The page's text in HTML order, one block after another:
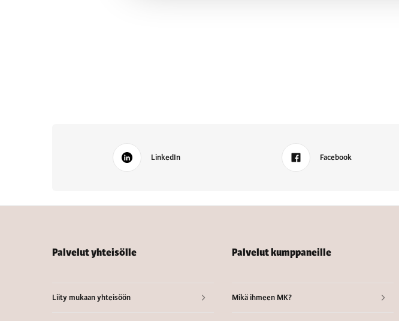
LinkedIn Facebook
Palvelut yhteisölle
Liity mukaan yhteisöön
Palvelut kumppaneille
Mikä ihmeen MK?